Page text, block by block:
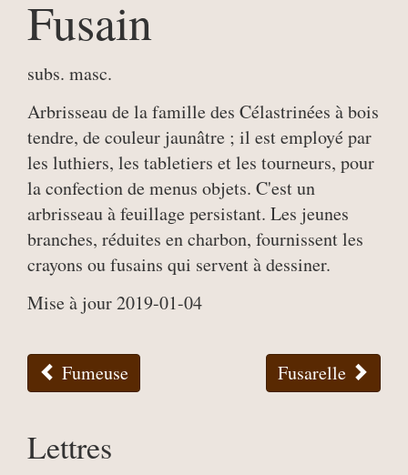
Fusain
subs. masc.
Arbrisseau de la famille des Célastrinées à bois
tendre, de couleur jaunâtre ; il est employé par
les luthiers, les tabletiers et les tourneurs, pour
la confection de menus objets. C'est un
arbrisseau à feuillage persistant. Les jeunes
branches, réduites en charbon, fournissent les
crayons ou fusains qui servent à dessiner.
Mise à jour 2019-01-04
Fumeuse Fusarelle
Lettres